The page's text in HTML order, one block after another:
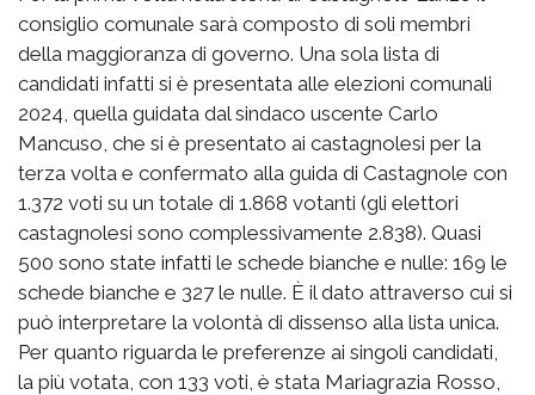
consiglio comunale sarà composto di soli membri
della maggioranza di governo. Una sola lista di
candidati infatti si è presentata alle elezioni comunali
2024, quella guidata dal sindaco uscente Carlo
Mancuso, che si è presentato ai castagnolesi per la
terza volta e confermato alla guida di Castagnole con
1.372 voti su un totale di 1.868 votanti (gli elettori
castagnolesi sono complessivamente 2.838). Quasi
500 sono state infatti le schede bianche e nulle: 169 le
schede bianche e 327 le nulle. È il dato attraverso cui si
può interpretare la volontà di dissenso alla lista unica.
Per quanto riguarda le preferenze ai singoli candidati,
la più votata, con 133 voti, è stata Mariagrazia Rosso,